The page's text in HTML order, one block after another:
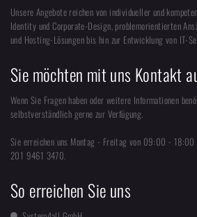
Unsere Angebote reichen von individueller und
Identity und Corporate-Design, problemorientierten
und Hosting-Lösungen bis hin zur Entwicklung von IT-
Sie möchten mit uns Kontakt
Wenn Sie Fragen haben oder weitere Informationen
selbstverständlich gerne zur Verfügung.
Sie erreichen uns Montag - Freitag von 09:00 - 18:00
201 9461 3470.
So erreichen Sie uns